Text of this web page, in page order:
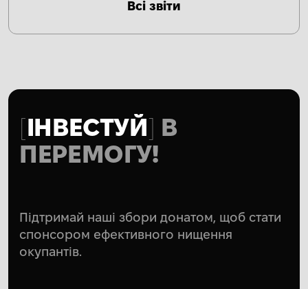
Всі звіти
ІНВЕСТУЙ В
ПЕРЕМОГУ!
Підтримай наші збори донатом, щоб стати
спонсором ефективного нищення
окупантів.